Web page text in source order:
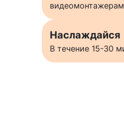
Наслаждайся
В течение 15-30